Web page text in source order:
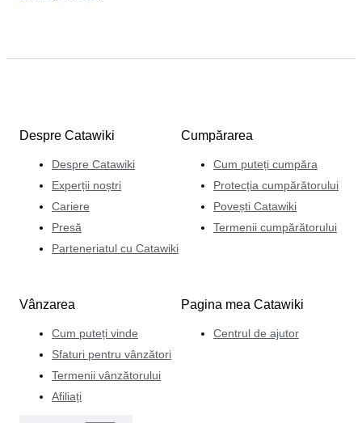
Despre Catawiki
Despre Catawiki
Experții noștri
Cariere
Presă
Parteneriatul cu Catawiki
Cumpărarea
Cum puteți cumpăra
Protecția cumpărătorului
Povești Catawiki
Termenii cumpărătorului
Vânzarea
Cum puteți vinde
Sfaturi pentru vânzători
Termenii vânzătorului
Afiliați
Pagina mea Catawiki
Centrul de ajutor